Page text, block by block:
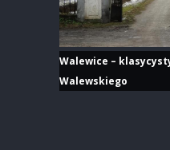
Walewice –
Walewskiego